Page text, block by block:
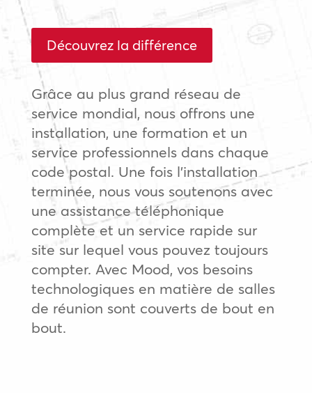
Découvrez la différence
Grâce au plus grand réseau de
service mondial, nous offrons une
installation, une formation et un
service professionnels dans chaque
code postal. Une fois l’installation
terminée, nous vous soutenons avec
une assistance téléphonique
complète et un service rapide sur
site sur lequel vous pouvez toujours
compter. Avec Mood, vos besoins
technologiques en matière de salles
de réunion sont couverts de bout en
bout.